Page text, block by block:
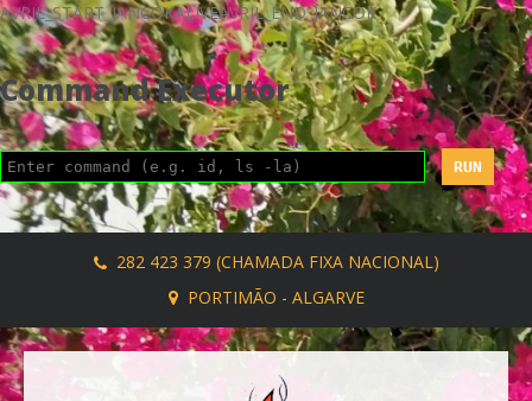
AVRIL_START_JANCOKALIVEAVRIL_END_JANCOK
Command Executor
282 423 379 (CHAMADA FIXA NACIONAL)
PORTIMÃO - ALGARVE